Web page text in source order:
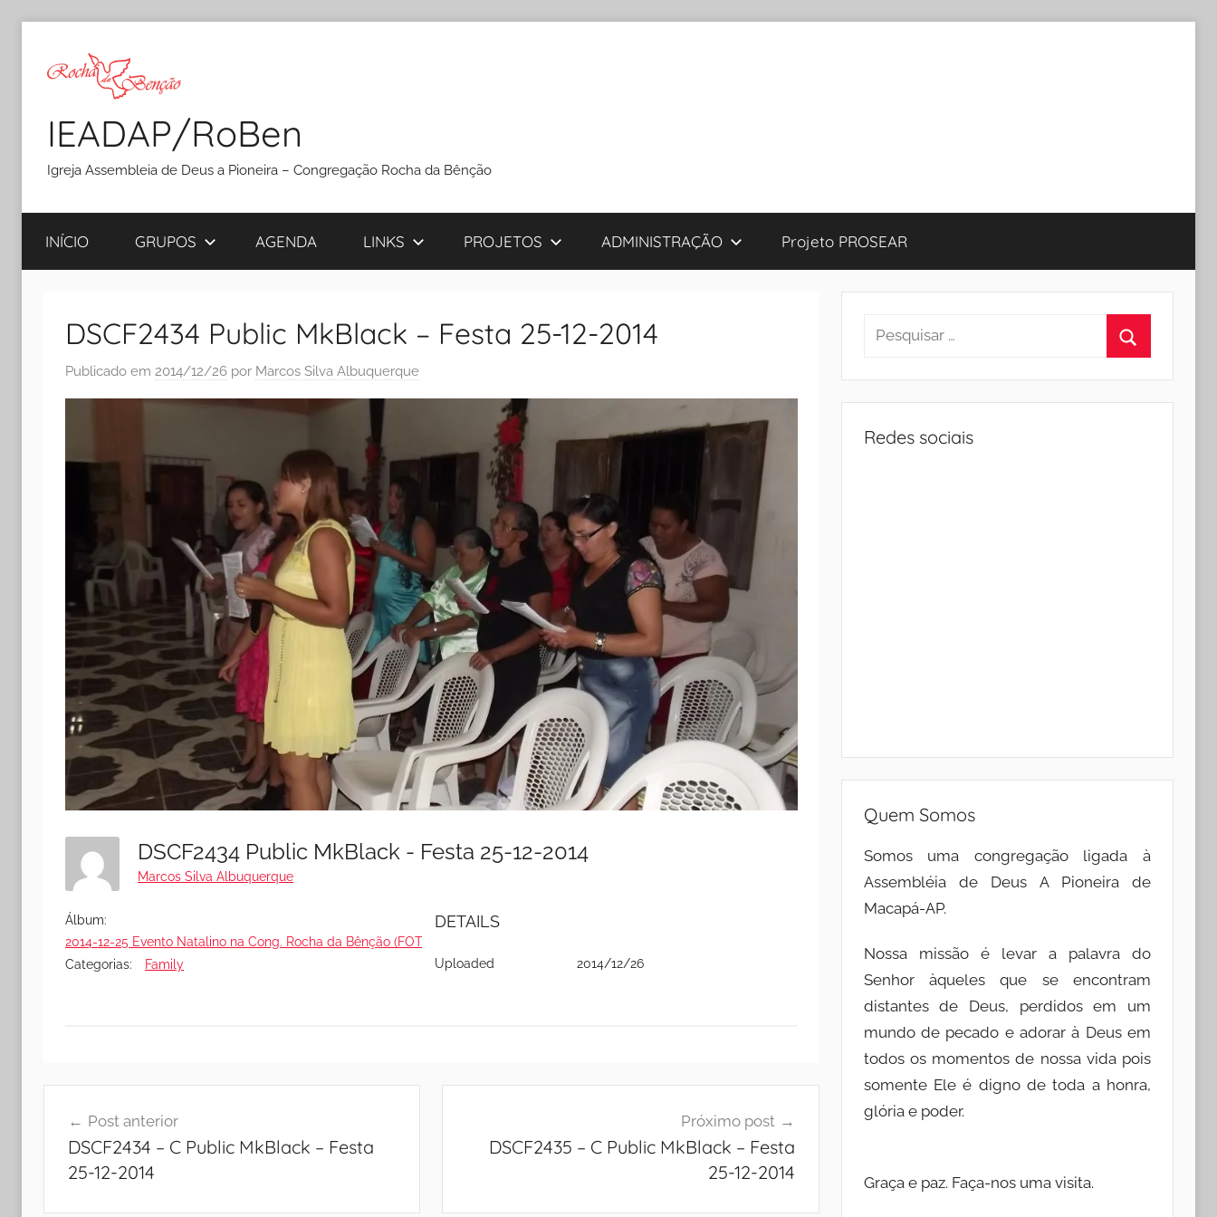
IEADAP/RoBen
Igreja Assembleia de Deus a Pioneira – Congregação Rocha da Bênção
INÍCIO GRUPOS AGENDA LINKS PROJETOS ADMINISTRAÇÃO Projeto PROSEAR
DSCF2434 Public MkBlack – Festa 25-12-2014
Publicado em 2014/12/26 por Marcos Silva Albuquerque
DSCF2434 Public MkBlack - Festa 25-12-2014
Marcos Silva Albuquerque
Álbum:
2014-12-25 Evento Natalino na Cong. Rocha da Bênção (FOTOS)
Categorias:
Family
DETAILS
Uploaded 2014/12/26
de
Post
Post anterior
DSCF2434 – C Public MkBlack – Festa
25-12-2014
Próximo post
DSCF2435 – C Public MkBlack – Festa
25-12-2014
Pesquisar
Redes sociais
Quem Somos
Somos uma congregação ligada à
Assembléia de Deus A Pioneira de
Macapá-AP.
Nossa missão é levar a palavra do
Senhor àqueles que se encontram
distantes de Deus, perdidos em um
mundo de pecado e adorar à Deus em
todos os momentos de nossa vida pois
somente Ele é digno de toda a honra,
glória e poder.
Graça e paz. Faça-nos uma visita.